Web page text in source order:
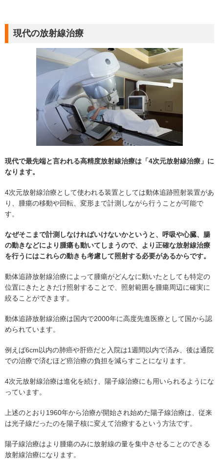
現代の放射線治療
現代で最先端と言われる高精度放射線治療は「4次元放射線治療」に
なります。
4次元放射線治療として使われる装置としては動体追跡照射装置があ
り、腫瘍の移動や回転、変形まで計測しながら行うことが可能で
す。
なぜそこまで計測しなければいけないかというと、呼吸や心臓、腸
の動きなどにより腫瘍も動いてしまうので、より正確な放射線治療
を行うにはこれらの動きも考慮して照射する必要があるからです。
動体追跡放射線治療によって腫瘍がどんなに動いたとしても特定の
位置にきたときだけ照射することで、照射範囲を腫瘍周辺に確実に
絞ることができます。
動体追跡放射線治療は国内で2000年に高度先進医療として国から認
められています。
例えば6cm以内の肺癌や肝癌だと入院は1週間以内で済み、後は通院
での治療で済むほど癌治療の負担を減らすことになります。
4次元放射線治療は進化を続け、陽子線治療にも用いられるようにな
っています。
上述のとおり1960年から治療が開始され始めた陽子線治療は、従来
は光子線だったのを陽子核に変えて治療するという方法です。
陽子線治療はより腫瘍のみに放射線の量を集中させることのできる
放射線治療になります。